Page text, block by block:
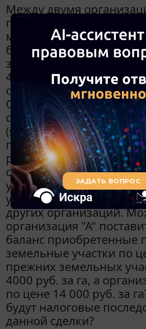
Между двумя
планируется заключить
мены земельных
балансе организации "А"
земельные участки
4000 руб. за га. На
организации "Б" - 14 000
Обе суммы образовались
стоимости
(являются рыночной
происходит 1 га к 1 га и
равнозначной. В
стоимость
указываться не будет.
участки были
других организаций.
организация "А"
баланс приобретенные
земельные участки по
прежних земельных
4000 руб. за га, а
по цене 14 000 руб. за
будут налоговые
данной сделки?